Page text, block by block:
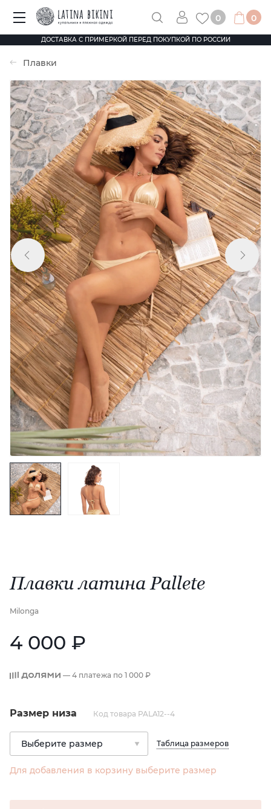
ДОСТАВКА С ПРИМЕРКОЙ ПЕРЕД ПОКУПКОЙ ПО РОССИИ
0 0
Плавки
Плавки латина Pallete
Milonga
4 000 ₽
— 4 платежа по 1 000 ₽
Размер низа Код товара PALA12--4
Таблица размеров
Для добавления в корзину выберите размер